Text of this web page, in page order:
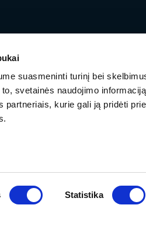
suasmeninti turinį bei
svetainės naudojimo
partneriais, kurie gali ją pridėti
Statistika
ГАРАНТИЯ И ТЕХНИЧЕСКОЕ ОБСЛУЖИВАНИЕ